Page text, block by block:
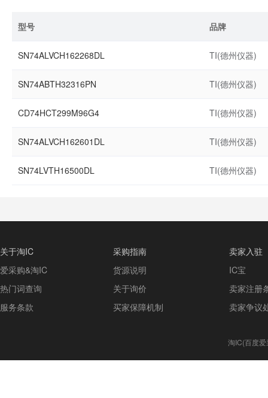
型号 品牌
SN74ALVCH162268DL TI(德州仪器)
SN74ABTH32316PN TI(德州仪器)
CD74HCT299M96G4 TI(德州仪器)
SN74ALVCH162601DL TI(德州仪器)
SN74LVTH16500DL TI(德州仪器)
关于淘IC
爱采购&淘IC
热门词查询
服务条款
采购指南
货源说明
关于询价
买家保障机制
卖家入驻
IC宝
卖家注册
卖家争议
淘IC(百度